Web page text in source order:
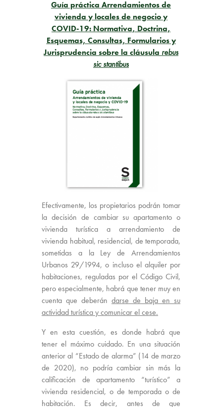
Guía práctica Arrendamientos de
vivienda y locales de negocio y
COVID-19: Normativa, Doctrina,
Esquemas, Consultas, Formularios y
Jurisprudencia sobre la cláusula rebus
sic stantibus
Efectivamente, los propietarios podrán tomar
la decisión de cambiar su apartamento o
vivienda turística a arrendamiento de
vivienda habitual, residencial, de temporada,
sometidas a la Ley de Arrendamientos
Urbanos 29/1994, o incluso el alquiler por
habitaciones, reguladas por el Código Civil,
pero especialmente, habrá que tener muy en
cuenta que deberán darse de baja en su
actividad turística y comunicar el cese.
Y en esta cuestión, es donde habrá que
tener el máximo cuidado. En una situación
anterior al “Estado de alarma” (14 de marzo
de 2020), no podría cambiar sin más la
calificación de apartamento “turístico” a
vivienda residencial, o de temporada o de
habitación. Es decir, antes de que